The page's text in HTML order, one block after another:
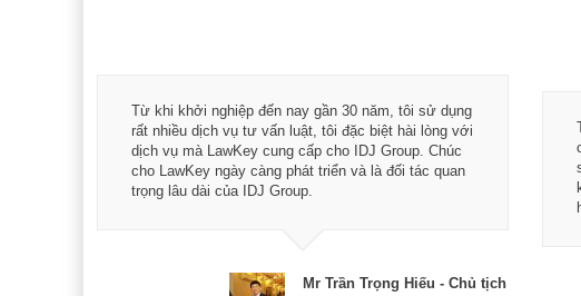
Từ khi khởi nghiệp đến nay gần 30 năm, tôi sử dụng
rất nhiều dịch vụ tư vấn luật, tôi đặc biệt hài lòng với
dịch vụ mà LawKey cung cấp cho IDJ Group. Chúc
cho LawKey ngày càng phát triển và là đối tác quan
trọng lâu dài của IDJ Group.
Mr Trần Trọng Hiếu - Chủ tịch